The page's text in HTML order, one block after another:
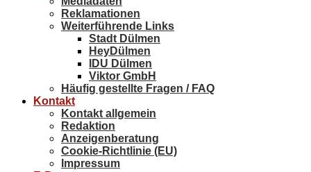
Reklamationen
Weiterführende Links
Stadt Dülmen
HeyDülmen
IDU Dülmen
Viktor GmbH
Häufig gestellte Fragen / FAQ
Kontakt
Kontakt allgemein
Redaktion
Anzeigenberatung
Cookie-Richtlinie (EU)
Impressum